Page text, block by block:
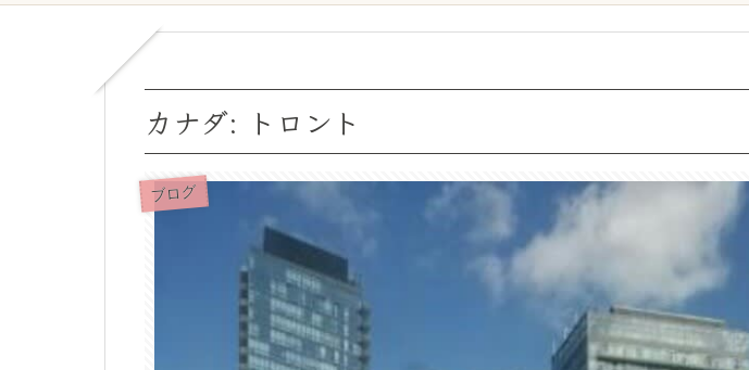
カナダ: トロント
ブログ